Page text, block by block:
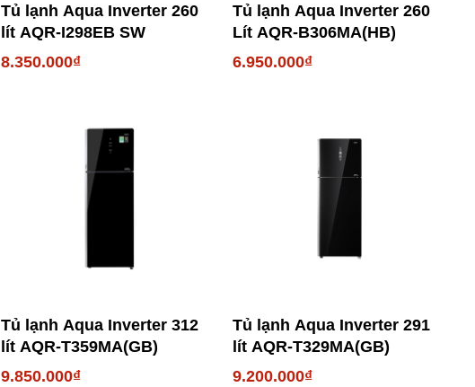
Tủ lạnh Aqua Inverter 260
lít AQR-I298EB SW
8.350.000₫
Tủ lạnh Aqua Inverter 260
Lít AQR-B306MA(HB)
6.950.000₫
Tủ lạnh Aqua Inverter 312
lít AQR-T359MA(GB)
9.850.000₫
Tủ lạnh Aqua Inverter 291
lít AQR-T329MA(GB)
9.200.000₫